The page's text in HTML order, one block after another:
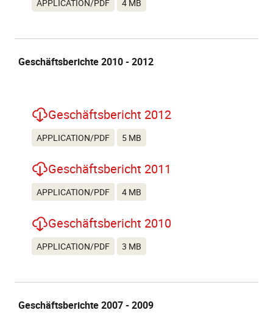
APPLICATION/PDF 4 MB
Geschäftsberichte 2010 - 2012
Geschäftsbericht 2012
APPLICATION/PDF 5 MB
Geschäftsbericht 2011
APPLICATION/PDF 4 MB
Geschäftsbericht 2010
APPLICATION/PDF 3 MB
Geschäftsberichte 2007 - 2009